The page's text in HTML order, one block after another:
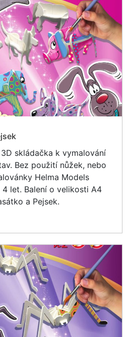
skládačka k vymalování
Bez použití nůžek, nebo
Helma Models
let. Balení o velikosti A4
a Pejsek.